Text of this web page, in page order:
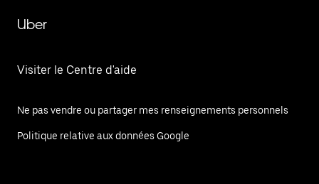
Uber
Visiter le Centre d'aide
Ne pas vendre ou partager mes renseignements personnels
Politique relative aux données Google